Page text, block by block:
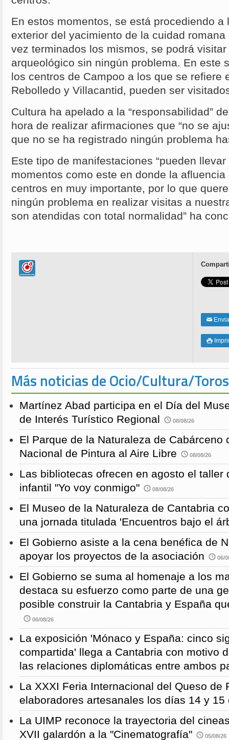
En estos momentos, se está procediendo a
exterior del yacimiento de la cuidad
vez terminados los mismos, se podrá
arqueológico sin ningún problema. En este
los centros de Campoo a los que se refiere
Rebolledo y Villacantid, pueden ser
Cultura ha apelado a la “responsabilidad”
hora de realizar afirmaciones que “no se
que no se ha registrado ningún problema
Este tipo de manifestaciones “pueden
momentos como este en donde la
centros en muy importante, por lo que
ningún problema en realizar visitas a
son atendidas con total normalidad” ha
✉

Más noticias de Ocio/Cultura/Toros
Martínez Abad participa en el Día del
de Interés Turístico Regional
08/08/26
El Parque de la Naturaleza de Cabárceno
Nacional de Pintura al Aire Libre
08/08/26
Las bibliotecas ofrecen en agosto el taller
infantil "Yo voy conmigo"
08/08/26
El Museo de la Naturaleza de Cantabria
una jornada titulada 'Encuentros bajo el
El Gobierno asiste a la cena benéfica de
apoyar los proyectos de la asociación
06/
El Gobierno se suma al homenaje a los
destaca su esfuerzo como parte de una
posible construir la Cantabria y España
06/08/26
La exposición 'Mónaco y España: cinco
compartida' llega a Cantabria con motivo
las relaciones diplomáticas entre ambos
La XXXI Feria Internacional del Queso de
elaboradores artesanales los días 14 y 15
La UIMP reconoce la trayectoria del
XVII galardón a la "Cinematografía"
05/08/26